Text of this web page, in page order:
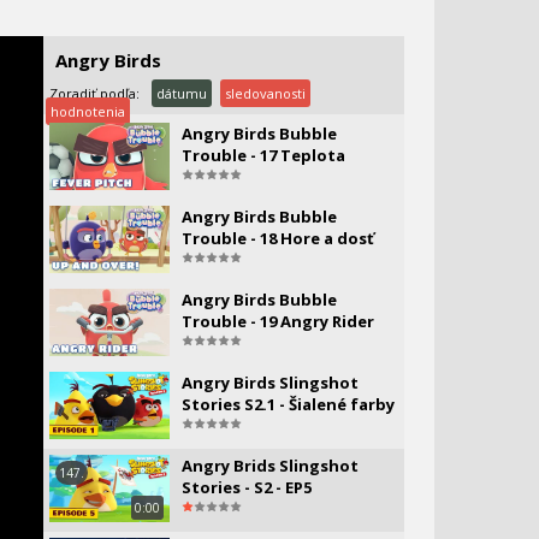
Angry Birds
Zoradiť podľa: dátumu
sledovanosti
hodnotenia
stretnutie
Angry Birds Bubble
Trouble - 17 Teplota
Angry Birds Bubble
Trouble - 18 Hore a dosť
Angry Birds Bubble
Trouble - 19 Angry Rider
Angry Birds Slingshot
Stories S2.1 - Šialené farby
0:00
147.
Angry Brids Slingshot
Stories - S2 - EP5